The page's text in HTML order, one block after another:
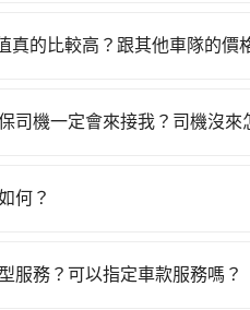
但卻要額外支出約240元的
費用。由於絕大多數的租車
動作，另外承租過程繁瑣，
話至清水附近的計程車隊，
不按錶計費，約有27%會採
的比較高？跟其他車隊的價
會、LINE Taxi、Uber，機
擇。
司機一定會來接我？司機沒來
話、車牌、車型等資訊，如
何？
」服務？可以指定車款服務嗎？